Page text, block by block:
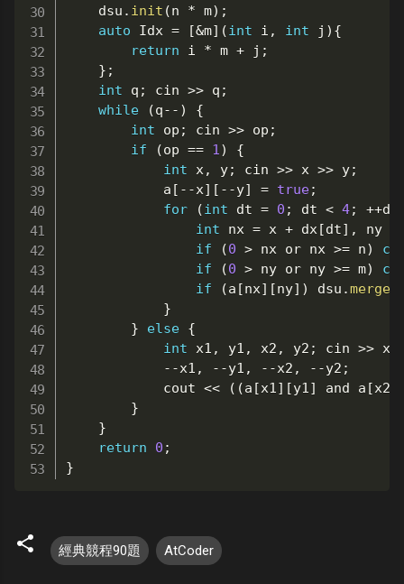
	dsu
. init (n * m) ;
auto Idx = [&m] (int i , int j ) {
return i * m + j ;
} ;
int q ; cin >> q ;
while
(q-- )
{
int op ; cin >> op ;
if
(op == 1)
{
int x, y; cin >> x >> y;
			a
[ --x] [ --y] = true;
for
(int dt = 0 ; dt < 4; ++dt
int nx = x + dx[dt] , ny
if
(0 > nx or nx >= n)
if
(0 > ny or ny >= m)
if
(a [nx] [ny] ) dsu .merge
}
}
else {
int x1 , y1 , x2 , y2 ; cin >>
--x1 , --y1 , --x2 , --y2 ;
			cout
<< ( (a [x1] [y1] and a [x2
}
}
return
0 ;
}
經典競程90題 AtCoder